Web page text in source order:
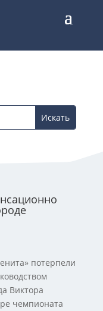
потерпели
Виктора
чемпионата